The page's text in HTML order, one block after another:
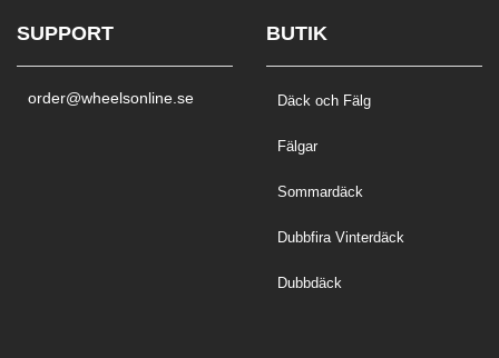
SUPPORT
order@wheelsonline.se
BUTIK
Däck och Fälg
Fälgar
Sommardäck
Dubbfira Vinterdäck
Dubbdäck